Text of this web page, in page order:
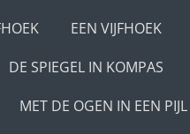
EEN VIJFHOEK
DE SPIEGEL IN KOMPAS
MET DE OGEN IN EEN PIJL